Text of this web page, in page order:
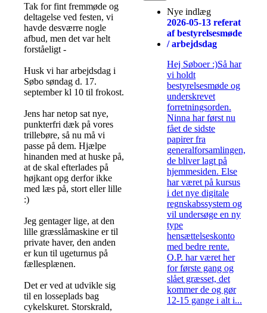
Tak for fint fremmøde og
deltagelse ved festen, vi
havde desværre nogle
afbud, men det var helt
forståeligt -
Husk vi har arbejdsdag i
Søbo søndag d. 17.
september kl 10 til frokost.
Jens har netop sat nye,
punkterfri dæk på vores
trillebøre, så nu må vi
passe på dem. Hjælpe
hinanden med at huske på,
at de skal efterlades på
højkant opg derfor ikke
med læs på, stort eller lille
:)
Jeg gentager lige, at den
lille græsslåmaskine er til
private haver, den anden
er kun til ugeturnus på
fællesplænen.
Det er ved at udvikle sig
til en losseplads bag
cykelskuret. Storskrald,
Nye indlæg
2026-05-13 referat
af bestyrelsesmøde
/ arbejdsdag
Hej Søboer :)Så har
vi holdt
bestyrelsesmøde og
underskrevet
forretningsorden.
Ninna har først nu
fået de sidste
papirer fra
generalforsamlingen,
de bliver lagt på
hjemmesiden. Else
har været på kursus
i det nye digitale
regnskabssystem og
vil undersøge en ny
type
hensættelseskonto
med bedre rente.
O.P. har været her
for første gang og
slået græsset, det
kommer de og gør
12-15 gange i alt i...